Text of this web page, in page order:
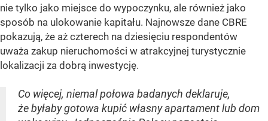
nie tylko jako miejsce do wypoczynku, ale również jako
sposób na ulokowanie kapitału. Najnowsze dane CBRE
pokazują, że aż czterech na dziesięciu respondentów
uważa zakup nieruchomości w atrakcyjnej turystycznie
lokalizacji za dobrą inwestycję.
Co więcej, niemal połowa badanych deklaruje,
że byłaby gotowa kupić własny apartament lub dom